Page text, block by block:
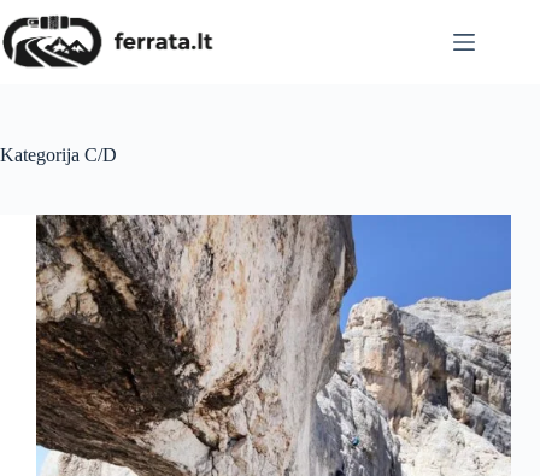
to
content
Kategorija C/D